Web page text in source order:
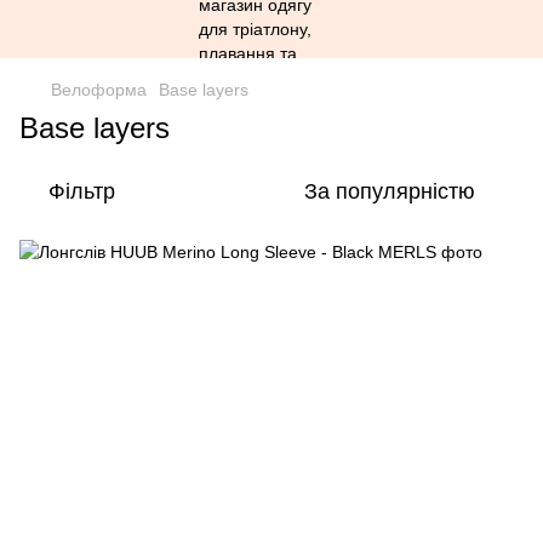
Велоформа Base layers
Base layers
Фільтр За популярністю